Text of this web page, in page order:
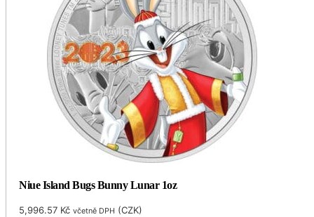
Niue Island Bugs Bunny Lunar 1oz
5,996.57 Kč včetně DPH (CZK)